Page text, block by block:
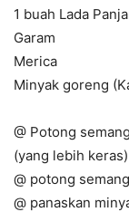
1 buah Lada
Garam
Merica
Minyak goreng
@ Potong
(yang lebih
@ potong
@ panaskan